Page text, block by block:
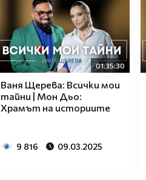
01:35:30
Ваня Щерева: Всички мои
тайни | Мон Дьо:
Храмът на историите
9 816 09.03.2025